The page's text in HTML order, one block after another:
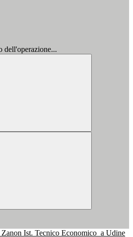
dell'operazione...
Ist. Tecnico Economico a Udine